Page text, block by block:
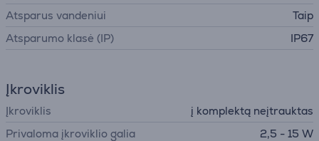
Atsparus vandeniui
Taip
Atsparumo klasė (IP)
IP67
Įkroviklis
Įkroviklis
į komplektą neįtrauktas
Privaloma įkroviklio galia
2,5 - 15 W